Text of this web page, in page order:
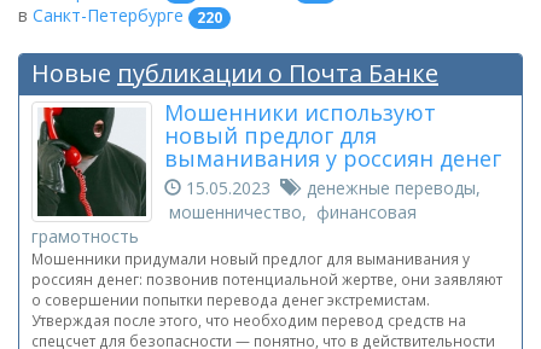
в Санкт-Петербурге 220
Новые публикации о Почта Банке
Мошенники используют
новый предлог для
выманивания у россиян денег
15.05.2023
денежные переводы,
мошенничество, финансовая
грамотность
Мошенники придумали новый предлог для выманивания у
россиян денег: позвонив потенциальной жертве, они заявляют
о совершении попытки перевода денег экстремистам.
Утверждая после этого, что необходим перевод средств на
спецсчет для безопасности — понятно, что в действительности